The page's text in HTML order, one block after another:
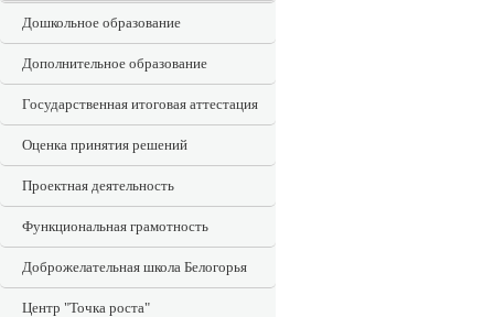
Дошкольное образование
Дополнительное образование
Государственная итоговая аттестация
Оценка принятия решений
Проектная деятельность
Функциональная грамотность
Доброжелательная школа Белогорья
Центр "Точка роста"